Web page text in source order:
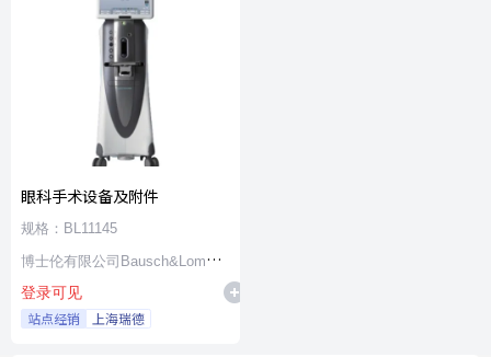
眼科手术设备及附件
规格：BL11145
博士伦有限公司Bausch&Lomb
Incorporated
登录可见
站点经销 上海瑞德